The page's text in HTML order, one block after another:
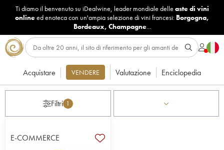
Ti diamo il benvenuto su iDealwine, leader mondiale delle aste di vini
onlineed enoteca con un'ampia selezione di vini francesi: Borgogna,
Bordeaux, Champagne...
Acquistare VENDERE Valutazione Enciclopedia
Filtri 1
E-COMMERCE